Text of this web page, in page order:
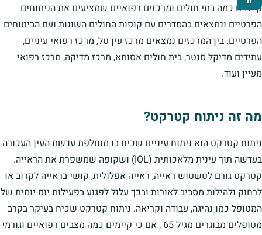
קיימים כמה בתי חולים ומרכזים רפואיים שמציעים את הניתוחים
הפרטיים ונמצאים בהסדרים עם קופות החולים השונות ועם הביטוחים
הפרטיים. בין המרכזים נמצאים מרכז עין טל, מרכז רפואי עיניים,
עתידים מדיקל סנטר, בית חולים אסותא, מרכז מדיקה, מרכז רפואי
מעיין ועוד.
מה זה ניתוח קטרקט?
ניתוח קטרקט הוא ניתוח עיניים שכיח בו מוחלפת עדשת העין העכורה
בעדשה תוך עינית מלאכותית (IOL) ושקופה שמשפרת את הראייה.
קטרקט גורם לטשטוש ראייה, ראייה אפלולית, קושי בראייה לקרוב או
לרחוק ולהילות מסביב לאורות ובכך עלול לפגוע בפעילות יום יומית של
המטופל כמו נהיגה, עבודה וקריאה. ניתוח קטרקט שכיח בעיקר בקרב
מטופלים מבוגרים מגיל 65 , אם כי קיימים כמה מצבים רפואיים וגורמי